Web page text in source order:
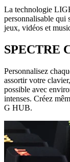
La technologie
personnalisable qui
jeux, vidéos et
SPECTRE
Personnalisez
assortir votre
possible avec
intenses. Créez
G HUB.